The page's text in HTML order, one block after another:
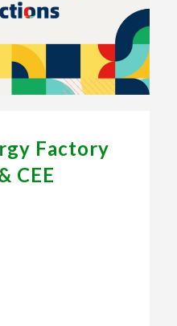
Factory
CEE